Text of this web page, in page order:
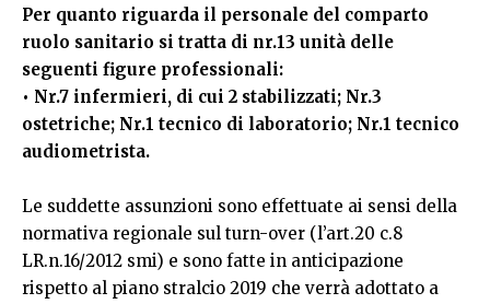
Per quanto riguarda il personale del comparto
ruolo sanitario si tratta di nr.13 unità delle
seguenti figure professionali:
• Nr.7 infermieri, di cui 2 stabilizzati; Nr.3
ostetriche; Nr.1 tecnico di laboratorio; Nr.1 tecnico
audiometrista.
Le suddette assunzioni sono effettuate ai sensi della
normativa regionale sul turn-over (l’art.20 c.8
LR.n.16/2012 smi) e sono fatte in anticipazione
rispetto al piano stralcio 2019 che verrà adottato a